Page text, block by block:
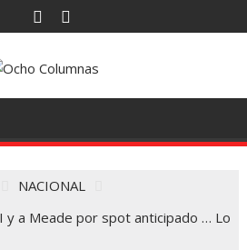
NACIONAL
y a Meade por spot anticipado … Lo